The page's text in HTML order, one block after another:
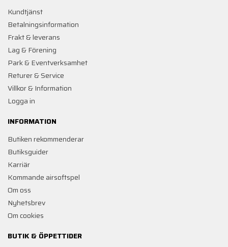
Kundtjänst
Betalningsinformation
Frakt & leverans
Lag & Förening
Park & Eventverksamhet
Returer & Service
Villkor & Information
Logga in
INFORMATION
Butiken rekommenderar
Butiksguider
Karriär
Kommande airsoftspel
Om oss
Nyhetsbrev
Om cookies
BUTIK & ÖPPETTIDER